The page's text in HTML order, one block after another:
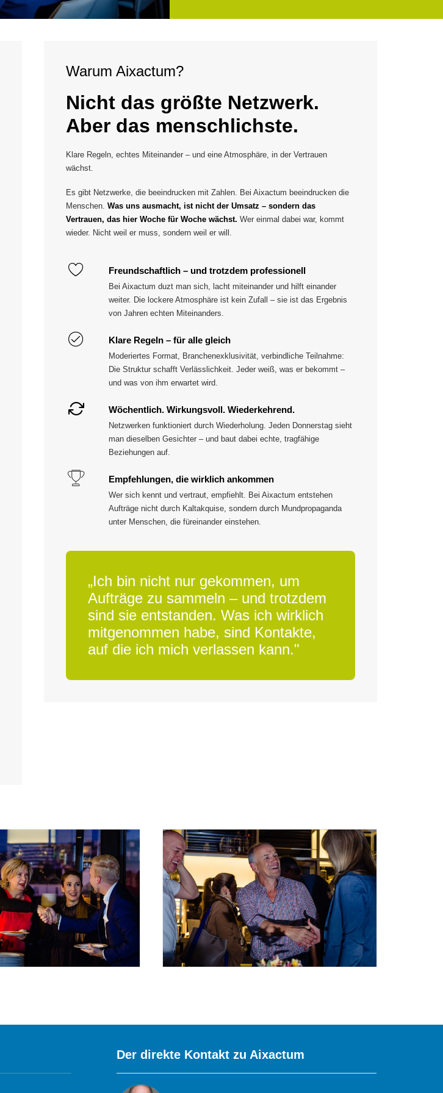
Warum Aixactum?
Nicht das größte Netzwerk.
Aber das menschlichste.
Klare Regeln, echtes Miteinander – und eine Atmosphäre, in der Vertrauen
wächst.
Es gibt Netzwerke, die beeindrucken mit Zahlen. Bei Aixactum beeindrucken die
Menschen. Was uns ausmacht, ist nicht der Umsatz – sondern das
Vertrauen, das hier Woche für Woche wächst. Wer einmal dabei war, kommt
wieder. Nicht weil er muss, sondern weil er will.
Freundschaftlich – und trotzdem professionell
Bei Aixactum duzt man sich, lacht miteinander und hilft einander
weiter. Die lockere Atmosphäre ist kein Zufall – sie ist das Ergebnis
von Jahren echten Miteinanders.
Klare Regeln – für alle gleich
Moderiertes Format, Branchenexklusivität, verbindliche Teilnahme:
Die Struktur schafft Verlässlichkeit. Jeder weiß, was er bekommt –
und was von ihm erwartet wird.
Wöchentlich. Wirkungsvoll. Wiederkehrend.
Netzwerken funktioniert durch Wiederholung. Jeden Donnerstag sieht
man dieselben Gesichter – und baut dabei echte, tragfähige
Beziehungen auf.
Empfehlungen, die wirklich ankommen
Wer sich kennt und vertraut, empfiehlt. Bei Aixactum entstehen
Aufträge nicht durch Kaltakquise, sondern durch Mundpropaganda
unter Menschen, die füreinander einstehen.
„Ich bin nicht nur gekommen, um
Aufträge zu sammeln – und trotzdem
sind sie entstanden. Was ich wirklich
mitgenommen habe, sind Kontakte,
auf die ich mich verlassen kann."
Der direkte Kontakt zu Aixactum